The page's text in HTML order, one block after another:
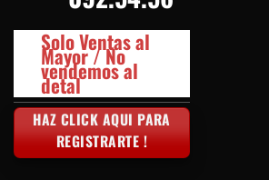
Solo Ventas al
Mayor / No
vendemos al
detal
HAZ CLICK AQUI PARA
REGISTRARTE !